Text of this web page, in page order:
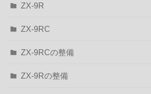
ZX-9R
ZX-9RC
ZX-9RCの整備
ZX-9Rの整備